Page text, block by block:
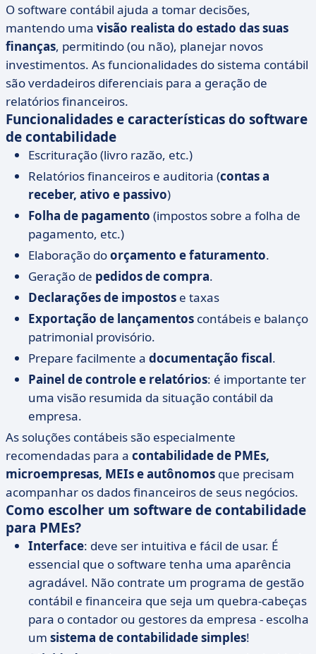
O software contábil ajuda a tomar decisões,
mantendo uma visão realista do estado das suas
finanças, permitindo (ou não), planejar novos
investimentos. As funcionalidades do sistema contábil
são verdadeiros diferenciais para a geração de
relatórios financeiros.
Funcionalidades e características do software
de contabilidade
Escrituração (livro razão, etc.)
Relatórios financeiros e auditoria (contas a
receber, ativo e passivo)
Folha de pagamento (impostos sobre a folha de
pagamento, etc.)
Elaboração doorçamento e faturamento.
Geração de pedidos de compra.
Declarações de impostos e taxas
Exportação de lançamentos contábeis e balanço
patrimonial provisório.
Prepare facilmente a documentação fiscal.
Painel de controle e relatórios: é importante ter
uma visão resumida da situação contábil da
empresa.
As soluções contábeis são especialmente
recomendadas para a contabilidade de PMEs,
microempresas, MEIs e autônomos que precisam
acompanhar os dados financeiros de seus negócios.
Como escolher um software de contabilidade
para PMEs?
Interface: deve ser intuitiva e fácil de usar. É
essencial que o software tenha uma aparência
agradável. Não contrate um programa de gestão
contábil e financeira que seja um quebra-cabeças
para o contador ou gestores da empresa - escolha
um sistema de contabilidade simples!